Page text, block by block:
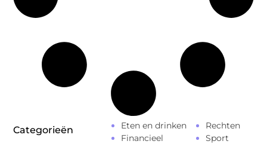
Categorieën
Eten en drinken
Financieel
Rechten
Sport